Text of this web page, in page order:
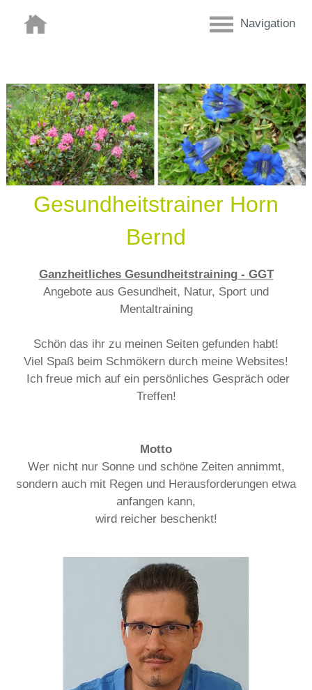
Navigation
Gesundheitstrainer Horn
Bernd
Ganzheitliches Gesundheitstraining - GGT
Angebote aus Gesundheit, Natur, Sport und
Mentaltraining
Schön das ihr zu meinen Seiten gefunden habt!
Viel Spaß beim Schmökern durch meine Websites!
Ich freue mich auf ein persönliches Gespräch oder
Treffen!
Motto
Wer nicht nur Sonne und schöne Zeiten annimmt,
sondern auch mit Regen und Herausforderungen etwa
anfangen kann,
wird reicher beschenkt!